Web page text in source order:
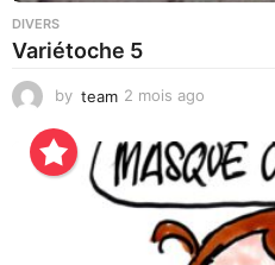
DIVERS
Variétoche 5
by team 2 mois ago
e
m
a
i
n
e